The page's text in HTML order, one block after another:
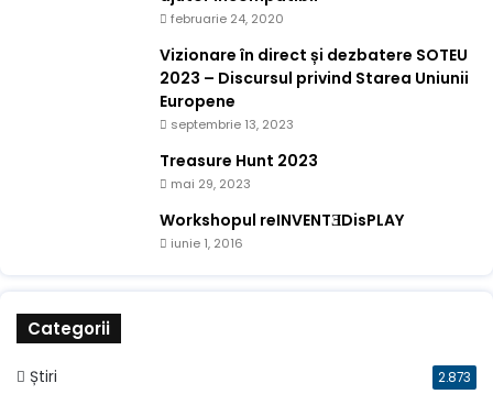
februarie 24, 2020
Vizionare în direct și dezbatere SOTEU
2023 – Discursul privind Starea Uniunii
Europene
septembrie 13, 2023
Treasure Hunt 2023
mai 29, 2023
Workshopul reINVENTƎDisPLAY
iunie 1, 2016
Categorii
Știri 2.873